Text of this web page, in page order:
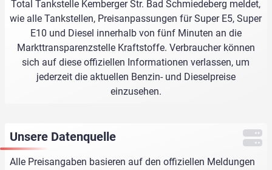
Total Tankstelle Kemberger Str. Bad Schmiedeberg meldet,
wie alle Tankstellen, Preisanpassungen für Super E5, Super
E10 und Diesel innerhalb von fünf Minuten an die
Markttransparenzstelle Kraftstoffe. Verbraucher können
sich auf diese offiziellen Informationen verlassen, um
jederzeit die aktuellen Benzin- und Dieselpreise
einzusehen.
Unsere Datenquelle
Alle Preisangaben basieren auf den offiziellen Meldungen